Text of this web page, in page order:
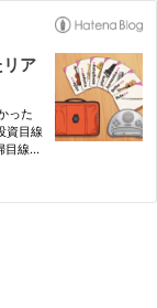
ア
った
資目線
目線で